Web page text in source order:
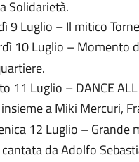
Solidarietà.
9 Luglio – Il mitico
10 Luglio – Momento
11 Luglio – DANCE
insieme a Miki Mercuri,
12 Luglio – Grande
da Adolfo